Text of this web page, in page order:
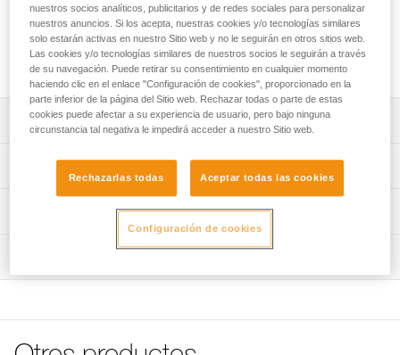
trabajador modificar la resistencia del barboquejo para
adaptar el casco a diferentes ambientes: trabajos en altura y
trabajos en el suelo. Disponible en dos colores y en versión
más larga.
Descripción
Permite intercambiar o reemplazar el barboquejo de los
cascos VERTEX y STRATO.
Permite al trabajador modificar la resistencia del
ambientes: trabajos en altura (EN 12492) y trabajos en el
modos de utilización: resistencia elevada, para limitar el
Características técnicas
Materiales: poliamida, policarbonato y poliéster de alta
Características por referencia
Versión : Estándar
Información técnica
nuestros socios analíticos, publicitarios y de redes sociales para personalizar
nuestros anuncios. Si los acepta, nuestras cookies y/o tecnologías similares
solo estarán activas en nuestro Sitio web y no le seguirán en otros sitios web.
Las cookies y/o tecnologías similares de nuestros socios le seguirán a través
de su navegación. Puede retirar su consentimiento en cualquier momento
haciendo clic en el enlace "Configuración de cookies", proporcionado en la
parte inferior de la página del Sitio web. Rechazar todas o parte de estas
cookies puede afectar a su experiencia de usuario, pero bajo ninguna
circunstancia tal negativa le impedirá acceder a nuestro Sitio web.
Rechazarlas todas Aceptar todas las cookies
Configuración de cookies